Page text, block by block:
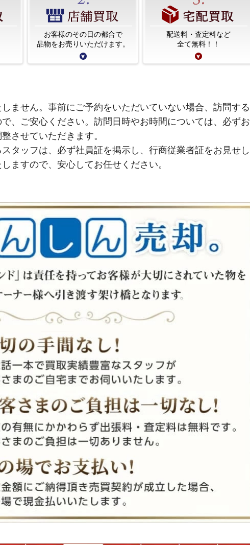
お客様のその日の都合で
品物をお売りいただけます。
配送料・査定料など
全て無料！！
ません。事前にご予約をいただいていない場合、訪問する
、ご安心ください。訪問日時やお時間については、必ずお
させていただきます。
タッフは、必ず社員証を掲示し、行商従業者証をお見せし
ますので、安心してお任せください。